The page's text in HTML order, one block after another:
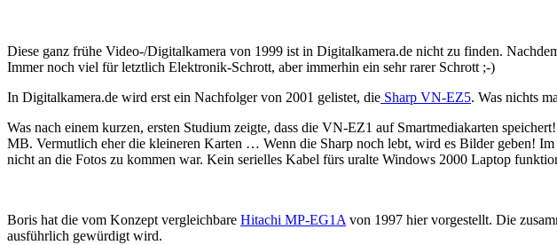
Diese ganz frühe Video-/Digitalkamera von 1999 ist in Digitalkamera.de nicht zu finden.
Immer noch viel für letztlich Elektronik-Schrott, aber immerhin ein sehr rarer Schrott ;-)
In Digitalkamera.de wird erst ein Nachfolger von 2001 gelistet, die Sharp VN-EZ5. Was nichts
Was nach einem kurzen, ersten Studium zeigte, dass die VN-EZ1 auf Smartmediakarten
MB. Vermutlich eher die kleineren Karten … Wenn die Sharp noch lebt, wird es Bilder geben!
nicht an die Fotos zu kommen war. Kein serielles Kabel fürs uralte Windows 2000 Laptop
Boris hat die vom Konzept vergleichbare Hitachi MP-EG1A von 1997 hier vorgestellt. Die
ausführlich gewürdigt wird.